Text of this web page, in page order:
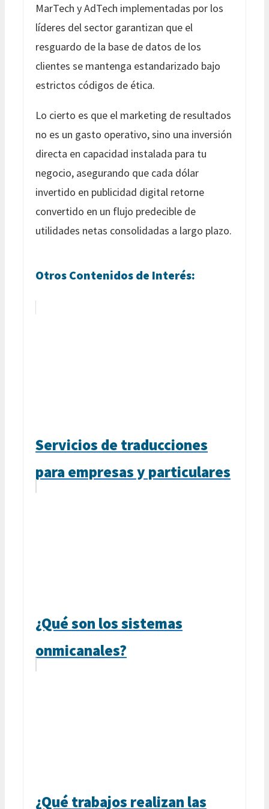
MarTech y AdTech implementadas por los
líderes del sector garantizan que el
resguardo de la base de datos de los
clientes se mantenga estandarizado bajo
estrictos códigos de ética.
Lo cierto es que el marketing de resultados
no es un gasto operativo, sino una inversión
directa en capacidad instalada para tu
negocio, asegurando que cada dólar
invertido en publicidad digital retorne
convertido en un flujo predecible de
utilidades netas consolidadas a largo plazo.
Otros Contenidos de Interés:
Servicios de traducciones
para empresas y particulares
¿Qué son los sistemas
onmicanales?
¿Qué trabajos realizan las